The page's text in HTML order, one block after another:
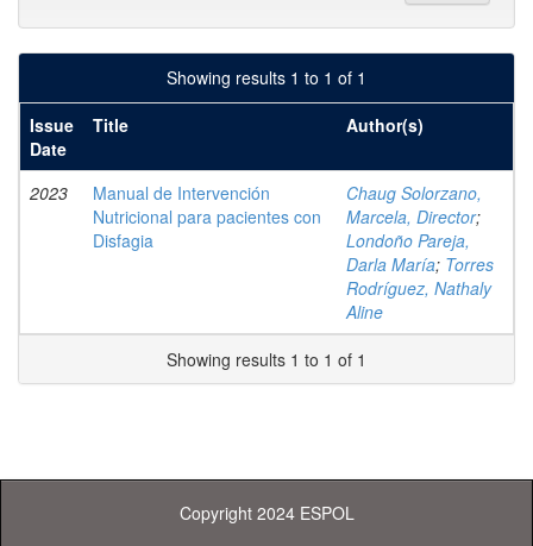
Showing results 1 to 1 of 1
Issue
Date
Title Author(s)
2023
Manual de Intervención
Nutricional para pacientes con
Disfagia
Chaug Solorzano,
Marcela, Director;
Londoño Pareja,
Darla María; Torres
Rodríguez, Nathaly
Aline
Showing results 1 to 1 of 1
Copyright 2024 ESPOL